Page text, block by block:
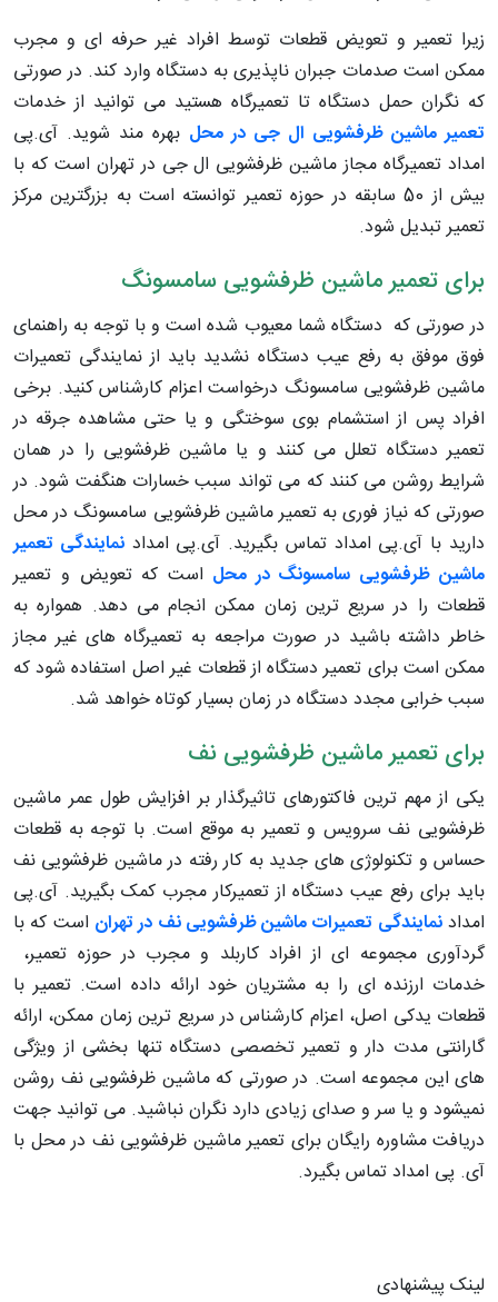
زیرا تعمیر و تعویض قطعات توسط افراد غیر حرفه ای و مجرب
ممکن است صدمات جبران ناپذیری به دستگاه وارد کند. در صورتی
که نگران حمل دستگاه تا تعمیرگاه هستید می توانید از خدمات
تعمیر ماشین ظرفشویی ال جی در محل بهره مند شوید. آی.پی
امداد تعمیرگاه مجاز ماشین ظرفشویی ال جی در تهران است که با
بیش از 50 سابقه در حوزه تعمیر توانسته است به بزرگترین مرکز
تعمیر تبدیل شود.
برای تعمیر ماشین ظرفشویی سامسونگ
در صورتی که دستگاه شما معیوب شده است و با توجه به راهنمای
فوق موفق به رفع عیب دستگاه نشدید باید از نمایندگی تعمیرات
ماشین ظرفشویی سامسونگ درخواست اعزام کارشناس کنید. برخی
افراد پس از استشمام بوی سوختگی و یا حتی مشاهده جرقه در
تعمیر دستگاه تعلل می کنند و یا ماشین ظرفشویی را در همان
شرایط روشن می کنند که می تواند سبب خسارات هنگفت شود. در
صورتی که نیاز فوری به تعمیر ماشین ظرفشویی سامسونگ در محل
دارید با آی.پی امداد تماس بگیرید. آی.پی امدادنمایندگی تعمیر
ماشین ظرفشویی سامسونگ در محل است که تعویض و تعمیر
قطعات را در سریع ترین زمان ممکن انجام می دهد. همواره به
خاطر داشته باشید در صورت مراجعه به تعمیرگاه های غیر مجاز
ممکن است برای تعمیر دستگاه از قطعات غیر اصل استفاده شود که
سبب خرابی مجدد دستگاه در زمان بسیار کوتاه خواهد شد.
برای تعمیر ماشین ظرفشویی نف
یکی از مهم ترین فاکتورهای تاثیرگذار بر افزایش طول عمر ماشین
ظرفشویی نف سرویس و تعمیر به موقع است. با توجه به قطعات
حساس و تکنولوژی های جدید به کار رفته در ماشین ظرفشویی نف
باید برای رفع عیب دستگاه از تعمیرکار مجرب کمک بگیرید. آی.پی
امدادنمایندگی تعمیرات ماشین ظرفشویی نف در تهران است که با
گردآوری مجموعه ای از افراد کاربلد و مجرب در حوزه تعمیر،
خدمات ارزنده ای را به مشتریان خود ارائه داده است. تعمیر با
قطعات یدکی اصل، اعزام کارشناس در سریع ترین زمان ممکن، ارائه
گارانتی مدت دار و تعمیر تخصصی دستگاه تنها بخشی از ویژگی
های این مجموعه است. در صورتی که ماشین ظرفشویی نف روشن
نمیشود و یا سر و صدای زیادی دارد نگران نباشید. می توانید جهت
دریافت مشاوره رایگان برای تعمیر ماشین ظرفشویی نف در محل با
آی. پی امداد تماس بگیرد.
لینک پیشنهادی